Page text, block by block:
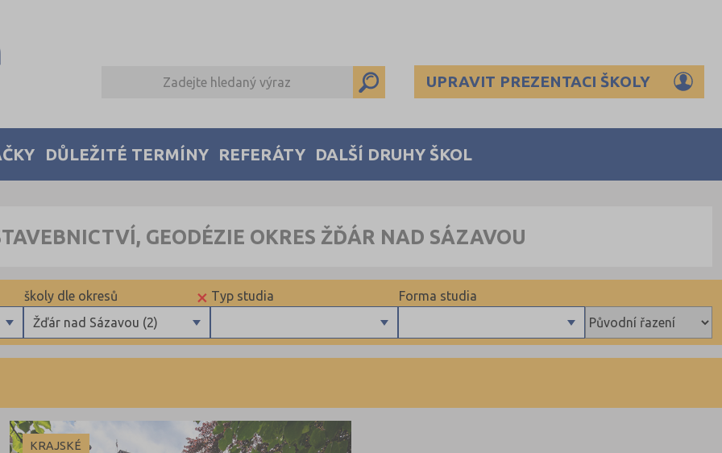
UPRAVIT PREZENTACI ŠKOLY
DŮLEŽITÉ TERMÍNY REFERÁTY DALŠÍ DRUHY ŠKOL
GEODÉZIE OKRES ŽĎÁR NAD SÁZAVOU
Forma studia
Typ studia
×
Žďár nad Sázavou (2)
školy dle okresů
Blansko (1)
Brno-město (3)
KRAJSKÉ